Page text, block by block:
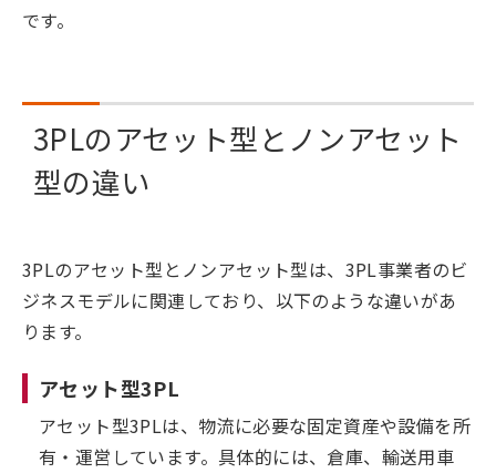
です。
3PLのアセット型とノンアセット
型の違い
3PLのアセット型とノンアセット型は、3PL事業者のビ
ジネスモデルに関連しており、以下のような違いがあ
ります。
アセット型3PL
アセット型3PLは、物流に必要な固定資産や設備を所
有・運営しています。具体的には、倉庫、輸送用車